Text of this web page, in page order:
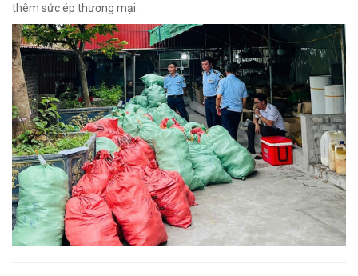
thêm sức ép thương mại.